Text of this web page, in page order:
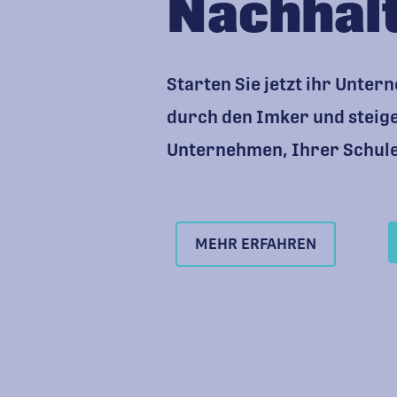
Starten Sie jetzt ihr
durch den Imker und
Unternehmen, Ihrer
MEHR ERFAHREN